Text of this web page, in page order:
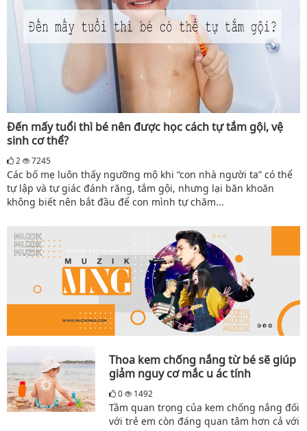
Đến mấy tuổi thì bé nên được học cách tự tắm gội, vệ
sinh cơ thể?
2 7245
Các bố mẹ luôn thấy ngưỡng mộ khi “con nhà người ta” có thể
tự lập và tự giác đánh răng, tắm gội, nhưng lại băn khoăn
không biết nên bắt đầu để con mình tự chăm...
Thoa kem chống nắng từ bé sẽ giúp
giảm nguy cơ mắc u ác tính
0 1492
Tầm quan trọng của kem chống nắng đối
với trẻ em còn đáng quan tâm hơn cả với